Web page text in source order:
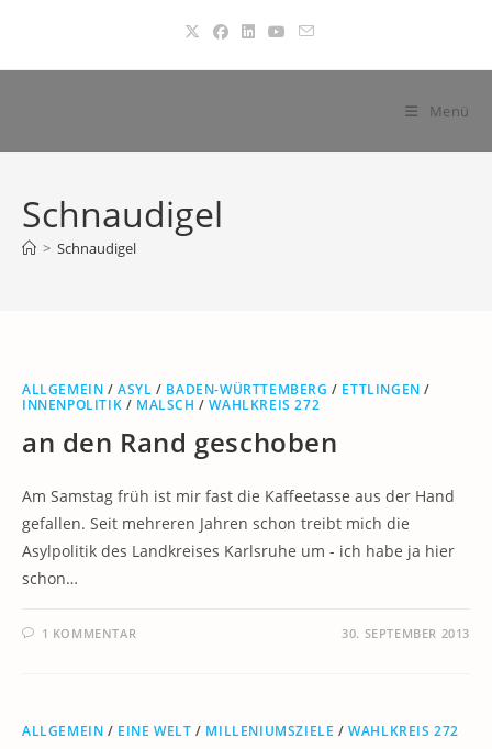
springen
Menü
Schnaudigel
> Schnaudigel
ALLGEMEIN /ASYL / BADEN-WÜRTTEMBERG / ETTLINGEN /
INNENPOLITIK / MALSCH /WAHLKREIS 272
an den Rand geschoben
Am Samstag früh ist mir fast die Kaffeetasse aus der Hand
gefallen. Seit mehreren Jahren schon treibt mich die
Asylpolitik des Landkreises Karlsruhe um - ich habe ja hier
schon…
1 KOMMENTAR 30. SEPTEMBER 2013
ALLGEMEIN / EINE WELT / MILLENIUMSZIELE /WAHLKREIS 272